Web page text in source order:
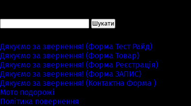
Пошук:
Дякуємо за звернення! (Форма Тест Райд)
Дякуємо за звернення! (Форма Товар)
Дякуємо за звернення! (Форма Реєстрація)
Дякуємо за звернення! (Форма ЗАПИС)
Дякуємо за звернення! (Контактна Форма )
Мото подорожі
Політика повернення